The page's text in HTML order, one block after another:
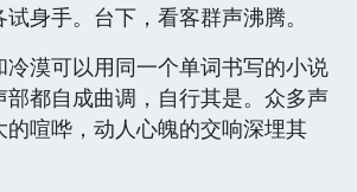
身手。台下，看客群声沸腾。
冷漠可以用同一个单词书写的小说
部都自成曲调，自行其是。众多声
的喧哗，动人心魄的交响深埋其